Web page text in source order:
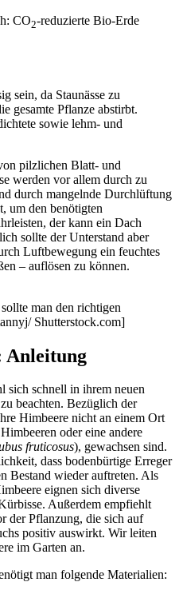
CO2-reduzierte Bio-Erde
sein, da Staunässe zu
gesamte Pflanze abstirbt.
sowie lehm- und
pilzlichen Blatt- und
werden vor allem durch zu
durch mangelnde Durchlüftung
um den benötigten
der kann ein Dach
sollte der Unterstand aber
Luftbewegung ein feuchtes
– auflösen zu können.
man den richtigen
Shutterstock.com]
Anleitung
sich schnell in ihrem neuen
beachten. Bezüglich der
Himbeere nicht an einem Ort
oder eine andere
fruticosus), gewachsen sind.
dass bodenbürtige Erreger
Bestand wieder auftreten. Als
eignen sich diverse
Außerdem empfiehlt
der Pflanzung, die sich auf
positiv auswirkt. Wir leiten
im Garten an.
man folgende Materialien: